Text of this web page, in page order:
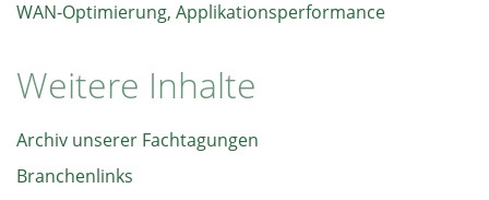
WAN-Optimierung, Applikationsperformance
Weitere Inhalte
Archiv unserer Fachtagungen
Branchenlinks